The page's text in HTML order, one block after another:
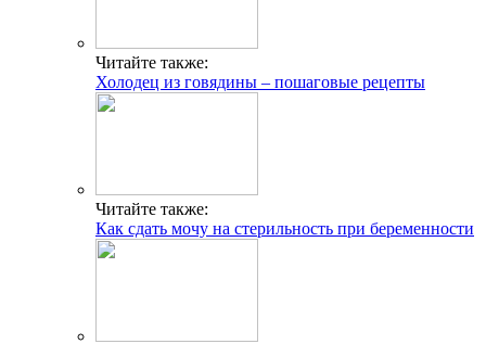
Читайте также:
Холодец из говядины – пошаговые рецепты
Читайте также:
Как сдать мочу на стерильность при беременности